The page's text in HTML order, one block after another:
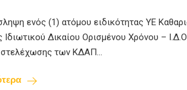
ενός (1) ατόμου ειδικότητας ΥΕ
Ιδιωτικού Δικαίου Ορισμένου Χρόνου –
των ΚΔΑΠ...